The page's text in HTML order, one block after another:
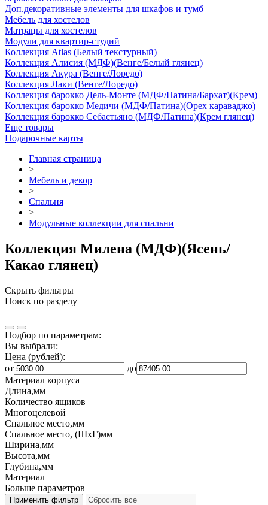
Доп.декоративные элементы для шкафов и тумб
Мебель для хостелов
Матрацы для хостелов
Модули для квартир-студий
Коллекция Atlas (Белый текстурный)
Коллекция Алисия (МДФ)(Венге/Белый глянец)
Коллекция Акура (Венге/Лоредо)
Коллекция Лаки (Венге/Лоредо)
Коллекция барокко Дель-Монте (МДФ/Патина/Бархат)(Крем)
Коллекция барокко Медичи (МДФ/Патина)(Орех караваджо)
Коллекция барокко Себастьяно (МДФ/Патина)(Крем глянец)
Еще товары
Подарочные карты
Главная страница
>
Мебель и декор
>
Спальня
>
Модульные коллекции для спальни
Коллекция Милена (МДФ)(Ясень/
Какао глянец)
Скрыть фильтры
Поиск по разделу
Подбор по параметрам:
Вы выбрали:
Цена (рублей):
от
до
Материал корпуса
Длина,мм
Количество ящиков
Многоцелевой
Спальное место,мм
Спальное место, (ШхГ)мм
Ширина,мм
Высота,мм
Глубина,мм
Материал
Больше параметров